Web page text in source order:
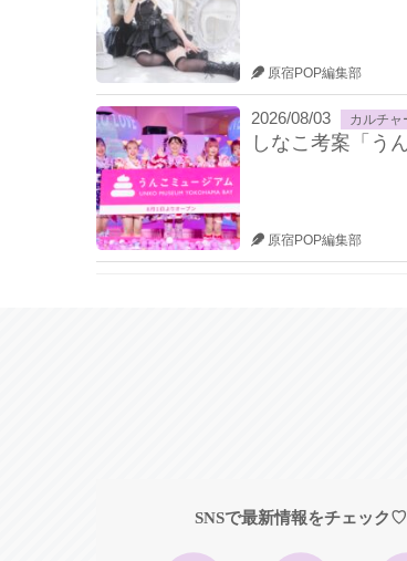
原宿POP編集部
2026/08/03 カルチャ
しなこ考案「う
原宿POP編集部
SNSで最新情報をチェック♡